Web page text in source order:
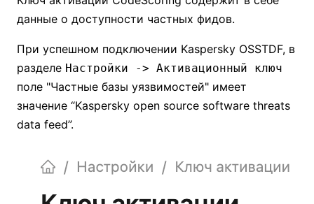
данные о доступности частных фидов.
При успешном подключении Kaspersky OSSTDF, в
разделе Настройки -> Активационный ключ
поле "Частные базы уязвимостей" имеет
значение “Kaspersky open source software threats
data feed”.